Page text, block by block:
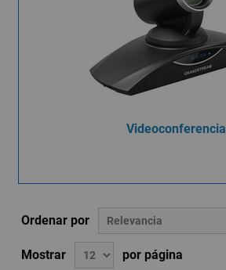
Videoconferencia
Ordenar por
Mostrar por página